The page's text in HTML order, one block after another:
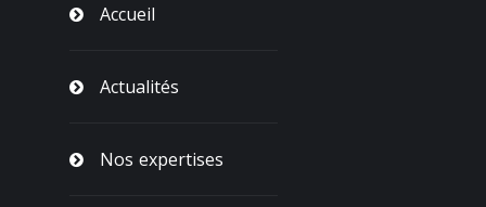
Accueil
Actualités
Nos expertises